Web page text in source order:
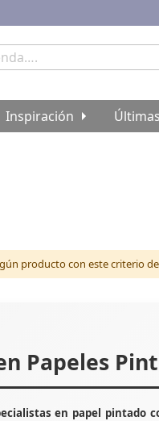
Inspiración
producto con este criterio
Papeles
en papel pintado